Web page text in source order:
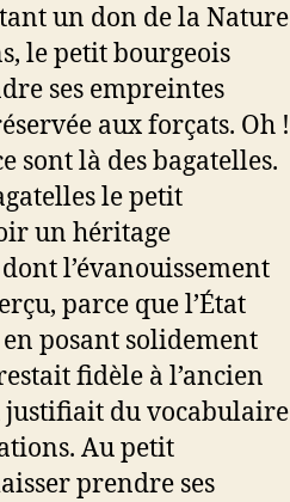
un don de la Nature
le petit bourgeois
ses empreintes
aux forçats. Oh !
sont là des bagatelles.
le petit
un héritage
l’évanouissement
parce que l’État
posant solidement
fidèle à l’ancien
du vocabulaire
Au petit
prendre ses